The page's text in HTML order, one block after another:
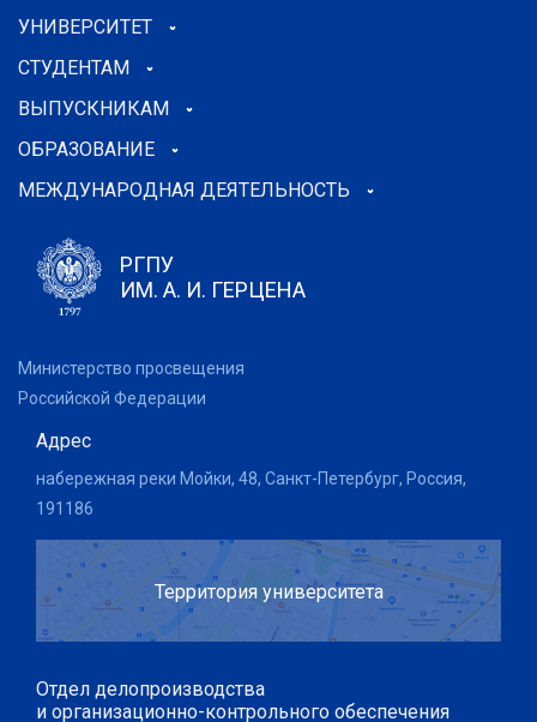
УНИВЕРСИТЕТ
СТУДЕНТАМ
ВЫПУСКНИКАМ
ОБРАЗОВАНИЕ
МЕЖДУНАРОДНАЯ ДЕЯТЕЛЬНОСТЬ
РГПУ
ИМ. А. И. ГЕРЦЕНА
Министерство просвещения
Российской Федерации
Адрес
набережная реки Мойки, 48, Санкт-Петербург, Россия,
191186
Территория университета
Отдел делопроизводства
и организационно-контрольного обеспечения